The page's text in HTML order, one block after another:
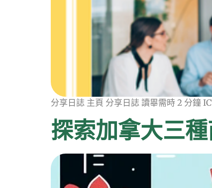
分享日誌 主頁 分享日誌 讀畢需時 2 分鐘
探索加拿大三